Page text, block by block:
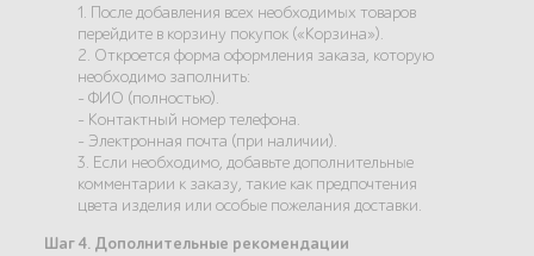
1. После добавления всех необходимых товаров
перейдите в корзину покупок («Корзина»).
2. Откроется форма оформления заказа, которую
необходимо заполнить:
- ФИО (полностью).
- Контактный номер телефона.
- Электронная почта (при наличии).
3. Если необходимо, добавьте дополнительные
комментарии к заказу, такие как предпочтения
цвета изделия или особые пожелания доставки.
Шаг 4. Дополнительные рекомендации